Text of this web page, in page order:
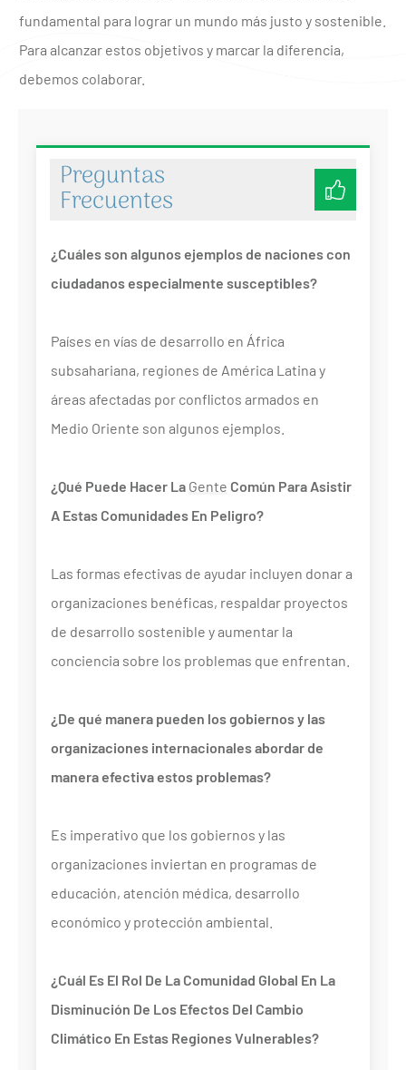
fundamental para lograr un mundo más justo y sostenible.
Para alcanzar estos objetivos y marcar la diferencia,
debemos colaborar.
Preguntas
Frecuentes
¿Cuáles son algunos ejemplos de naciones con
ciudadanos especialmente susceptibles?
Países en vías de desarrollo en África
subsahariana, regiones de América Latina y
áreas afectadas por conflictos armados en
Medio Oriente son algunos ejemplos.
¿Qué Puede Hacer La Gente Común Para Asistir
A Estas Comunidades En Peligro?
Las formas efectivas de ayudar incluyen donar a
organizaciones benéficas, respaldar proyectos
de desarrollo sostenible y aumentar la
conciencia sobre los problemas que enfrentan.
¿De qué manera pueden los gobiernos y las
organizaciones internacionales abordar de
manera efectiva estos problemas?
Es imperativo que los gobiernos y las
organizaciones inviertan en programas de
educación, atención médica, desarrollo
económico y protección ambiental.
¿Cuál Es El Rol De La Comunidad Global En La
Disminución De Los Efectos Del Cambio
Climático En Estas Regiones Vulnerables?